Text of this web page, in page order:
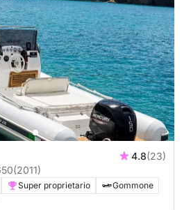
4.8(23)
(2011)
Super proprietario
Gommone